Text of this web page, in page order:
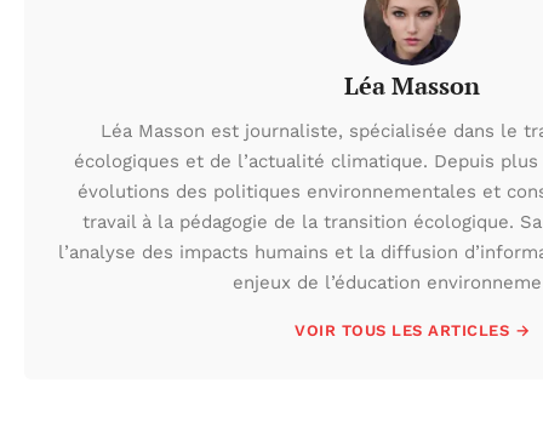
Léa Masson
Léa Masson est journaliste, spécialisée dans le
écologiques et de l’actualité climatique. Depuis
évolutions des politiques environnementales et
travail à la pédagogie de la transition écologique.
l’analyse des impacts humains et la diffusion
enjeux de l’éducation
VOIR TOUS LES ARTICLES →